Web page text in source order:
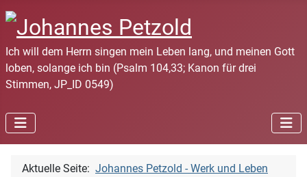
Ich will dem Herrn singen mein Leben lang, und meinen Gott
loben, solange ich bin (Psalm 104,33; Kanon für drei
Stimmen, JP_ID 0549)
Aktuelle Seite: Johannes Petzold - Werk und Leben